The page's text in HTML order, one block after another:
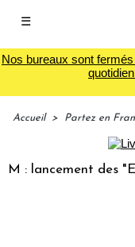
☰
Nos bureaux sont
Accueil > Partez en
des